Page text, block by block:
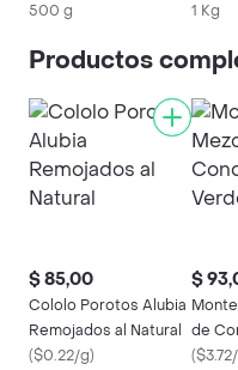
500 g
1 Kg
Productos
$ 85,00
Cololo Porotos Alubia
Remojados al Natural
($0.22/g)
$
de
(